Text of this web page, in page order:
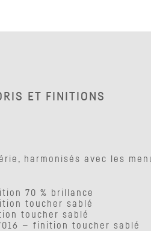
ET FINITIONS
harmonisés avec les
70 % brillance
toucher sablé
toucher sablé
— finition toucher sablé